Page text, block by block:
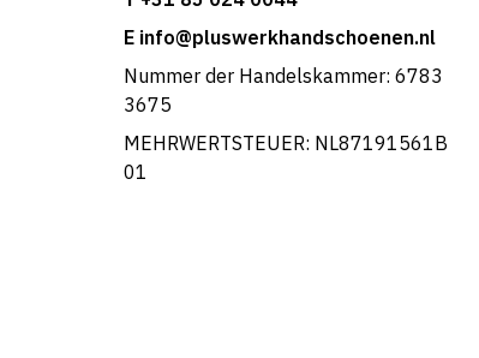
E info@pluswerkhandschoenen.nl
Nummer der Handelskammer: 6783
3675
MEHRWERTSTEUER: NL87191561B
01